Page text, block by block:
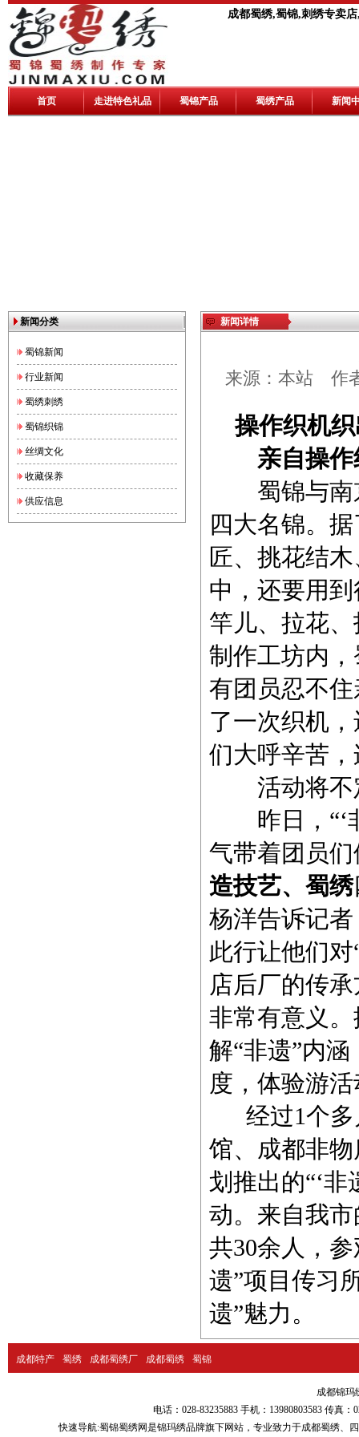
成都蜀绣,蜀锦,刺绣专卖
首页 走进特色礼品 蜀锦产品 蜀绣产品 新闻
新闻分类
蜀锦新闻
行业新闻
蜀绣刺绣
蜀锦织锦
丝绸文化
收藏保养
供应信息
新闻详情
来源：本站 作
操作织机
亲自操
蜀锦与南京
四大名锦。
匠、挑花结
中，还要用
竿儿、拉花
制作工坊内
有团员忍不
了一次织机
们大呼辛苦
活动将不
昨日，“‘非
气带着团员
造技艺、蜀绣
杨洋告诉记
此行让他们
店后厂的传
非常有意义
解“非遗”内
度，体验游
经过1个多
馆、成都非
划推出的“‘
动。来自我
共30余人，
遗”项目传习
遗”魅力。
成都特产 蜀绣 成都蜀绣厂 成都蜀绣 蜀锦
成都锦玛
电话：028-83235883 手机：13980803583 传真
快速导航:蜀锦蜀绣网是锦玛绣品牌旗下网站，专业致力于成都蜀绣、